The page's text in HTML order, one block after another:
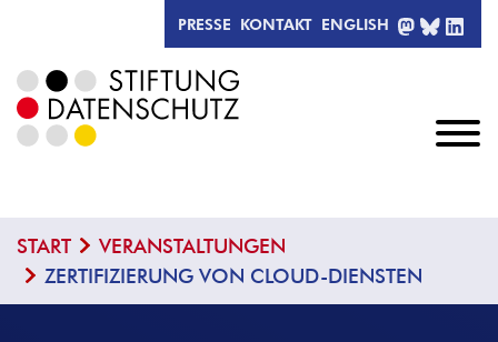
PRESSE KONTAKT ENGLISH
START
VERANSTALTUNGEN
ZERTIFIZIERUNG VON CLOUD-DIENSTEN